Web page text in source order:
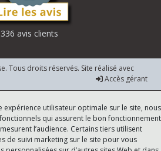
336 avis clients
Tous droits réservés. Site réalisé avec
Accès gérant
expérience utilisateur optimale sur le site, nous
qui assurent le bon fonctionnement
l’audience. Certains tiers utilisent
de suivi marketing sur le site pour vous